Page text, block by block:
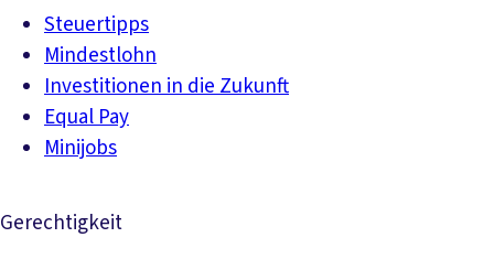
Steuertipps
Mindestlohn
Investitionen in die Zukunft
Equal Pay
Minijobs
Gerechtigkeit